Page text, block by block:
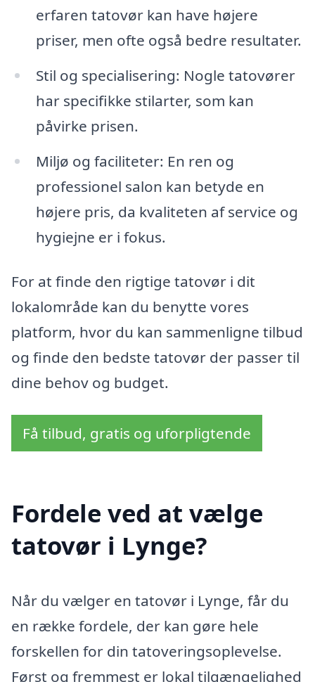
erfaren tatovør kan have højere
priser, men ofte også bedre resultater.
Stil og specialisering: Nogle tatovører
har specifikke stilarter, som kan
påvirke prisen.
Miljø og faciliteter: En ren og
professionel salon kan betyde en
højere pris, da kvaliteten af service og
hygiejne er i fokus.
For at finde den rigtige tatovør i dit
lokalområde kan du benytte vores
platform, hvor du kan sammenligne tilbud
og finde den bedste tatovør der passer til
dine behov og budget.
Få tilbud, gratis og uforpligtende
Fordele ved at vælge
tatovør i Lynge?
Når du vælger en tatovør i Lynge, får du
en række fordele, der kan gøre hele
forskellen for din tatoveringsoplevelse.
Først og fremmest er lokal tilgængelighed